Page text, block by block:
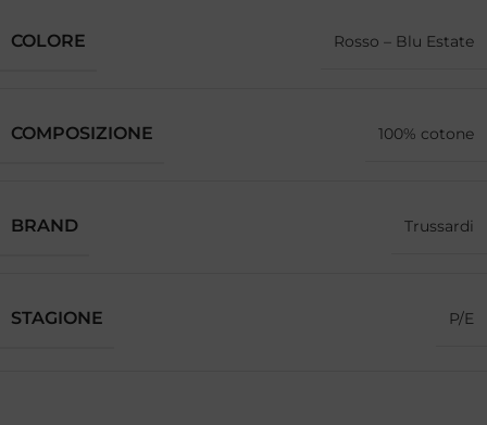
COLORE Rosso – Blu Estate
COMPOSIZIONE 100% cotone
BRAND Trussardi
STAGIONE P/E